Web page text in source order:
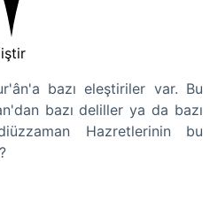
bazı eleştiriler var. Bu
bazı deliller ya da bazı
Hazretlerinin bu